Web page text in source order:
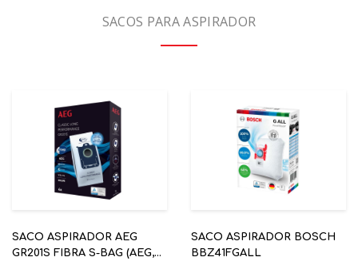
SACOS PARA ASPIRADOR
SACO ASPIRADOR AEG
GR201S FIBRA S-BAG (AEG,
SACO ASPIRADOR BOSCH
BBZ41FGALL